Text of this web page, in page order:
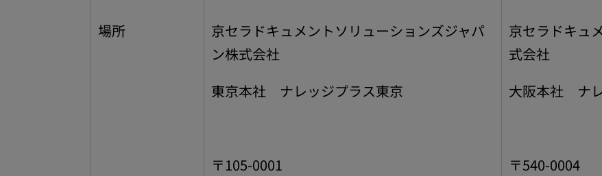
場所
京セラドキュメントソリューションズジャパ
ン株式会社
東京本社 ナレッジプラス東京
〒105-0001
京セラドキュ
式会社
大阪本社 ナ
〒540-0004